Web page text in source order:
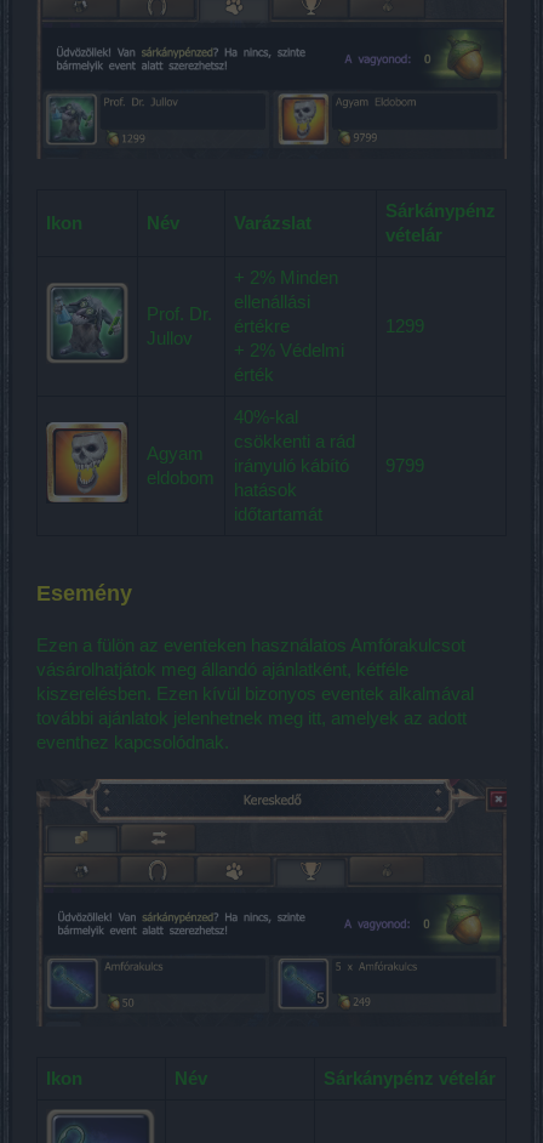
Ikon Név Varázslat
Sárkánypénz
vételár
Prof. Dr.
Jullov
+ 2% Minden
ellenállási
értékre
+ 2% Védelmi
érték
1299
Agyam
eldobom
40%-kal
csökkenti a rád
irányuló kábító
hatások
időtartamát
9799
Esemény
Ezen a fülön az eventeken használatos Amfórakulcsot
vásárolhatjátok meg állandó ajánlatként, kétféle
kiszerelésben. Ezen kívül bizonyos eventek alkalmával
további ajánlatok jelenhetnek meg itt, amelyek az adott
eventhez kapcsolódnak.
Ikon Név Sárkánypénz vételár